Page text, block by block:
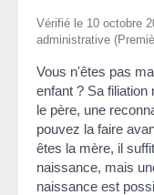
Vérifié le 10 octobre
administrative
Vous n'êtes pas
enfant ? Sa
le père, une
pouvez la faire
êtes la mère, il
naissance, mais
naissance est